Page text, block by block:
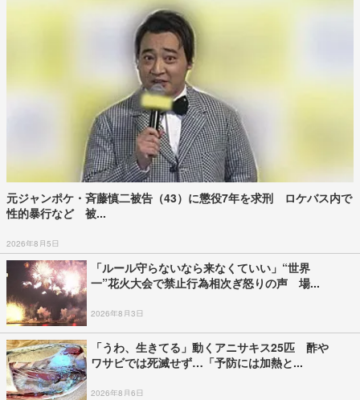
元ジャンポケ・斉藤慎二被告（43）に懲役7年を求刑 ロケバス内で
性的暴行など 被...
2026年8月5日
「ルール守らないなら来なくていい」“世界
一”花火大会で禁止行為相次ぎ怒りの声 場...
2026年8月3日
「うわ、生きてる」動くアニサキス25匹 酢や
ワサビでは死滅せず…「予防には加熱と...
2026年8月6日